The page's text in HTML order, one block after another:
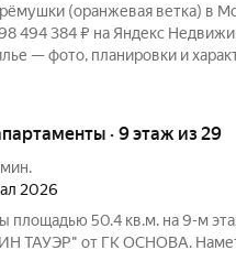
(оранжевая ветка) в
494 384 ₽ на Яндекс
— фото, планировки и
· 9 этаж из 29
мин.
2026
площадью 50.4 кв.м. на 9-м
ТАУЭР" от ГК ОСНОВА.